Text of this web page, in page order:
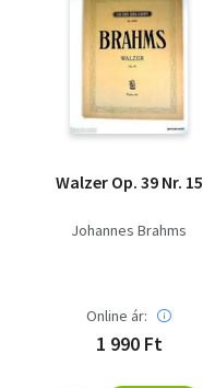
Walzer Op. 39 Nr. 15
Johannes Brahms
Online ár:
1 990 Ft